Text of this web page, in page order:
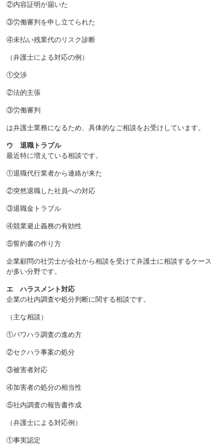
②内容証明が届いた
③労働審判を申し立てられた
④未払い残業代のリスク診断
（弁護士による対応の例）
①交渉
②法的主張
③労働審判
は弁護士業務になるため、具体的なご相談をお受けしています。
ウ 退職トラブル
最近特に増えている相談です。
①退職代行業者から連絡が来た
②突然退職した社員への対応
③退職金トラブル
④競業避止義務の有効性
⑤誓約書の作り方
企業顧問の社労士が会社から相談を受けて弁護士に相談するケース
が多い分野です。
エ ハラスメント対応
企業の社内調査や処分判断に関する相談です。
（主な相談）
①パワハラ調査の進め方
②セクハラ事案の処分
③被害者対応
④加害者の処分の相当性
⑤社内調査の報告書作成
（弁護士による対応例）
①事実認定